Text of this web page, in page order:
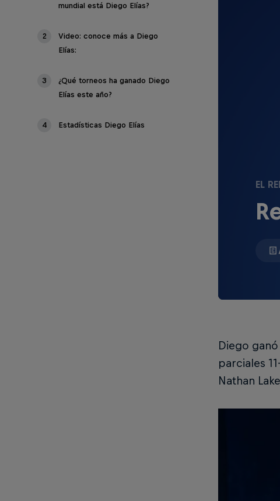
mundial está Diego Elías?
2
Video: conoce más a Diego
Elías:
3
¿Qué torneos ha ganado Diego
Elías este año?
4 Estadísticas Diego Elías
EL
Diego
parciales
Nathan